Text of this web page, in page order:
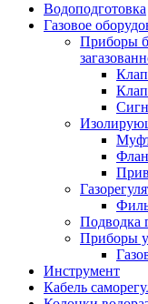
Водоподготовка
Газовое
Приборы
Подводка
Приборы
Инструмент
Кабель